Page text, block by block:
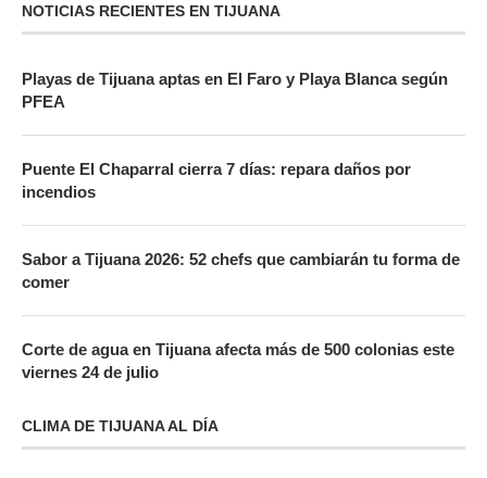
NOTICIAS RECIENTES EN TIJUANA
Playas de Tijuana aptas en El Faro y Playa Blanca según
PFEA
Puente El Chaparral cierra 7 días: repara daños por
incendios
Sabor a Tijuana 2026: 52 chefs que cambiarán tu forma de
comer
Corte de agua en Tijuana afecta más de 500 colonias este
viernes 24 de julio
CLIMA DE TIJUANA AL DÍA